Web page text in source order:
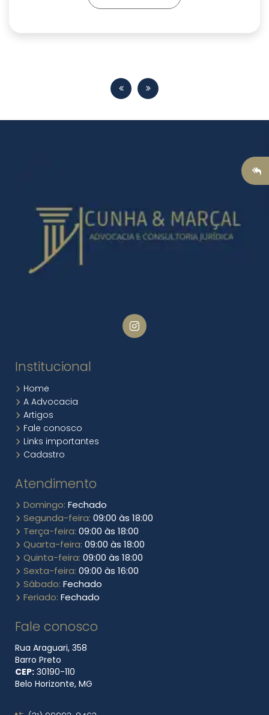
Institucional
Home
A Advocacia
Artigos
Fale conosco
Links importantes
Cadastro
Atendimento
Domingo: Fechado
Segunda-feira: 09:00 às 18:00
Terça-feira: 09:00 às 18:00
Quarta-feira: 09:00 às 18:00
Quinta-feira: 09:00 às 18:00
Sexta-feira: 09:00 às 16:00
Sábado: Fechado
Feriado: Fechado
Fale conosco
Rua Araguari, 358
Barro Preto
CEP: 30190​-110
Belo Horizonte, MG